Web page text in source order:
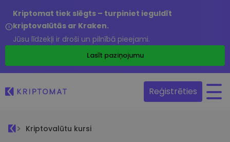
Kriptomat tiek slēgts – turpiniet ieguldīt
kriptovalūtās ar Kraken.
Jūsu līdzekļi ir droši un pilnībā pieejami.
Lasīt paziņojumu
Reģistrēties
Kriptovalūtu kursi